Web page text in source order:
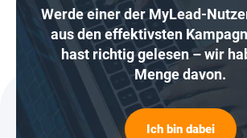
Werde einer der MyLead-
aus den effektivsten
hast richtig gelesen – wir
Menge davon.
Ich bin dabei